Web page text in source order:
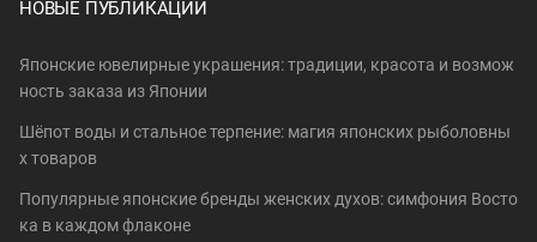
НОВЫЕ ПУБЛИКАЦИИ
Японские ювелирные украшения: традиции, красота и возмож
ность заказа из Японии
Шёпот воды и стальное терпение: магия японских рыболовны
х товаров
Популярные японские бренды женских духов: симфония Восто
ка в каждом флаконе